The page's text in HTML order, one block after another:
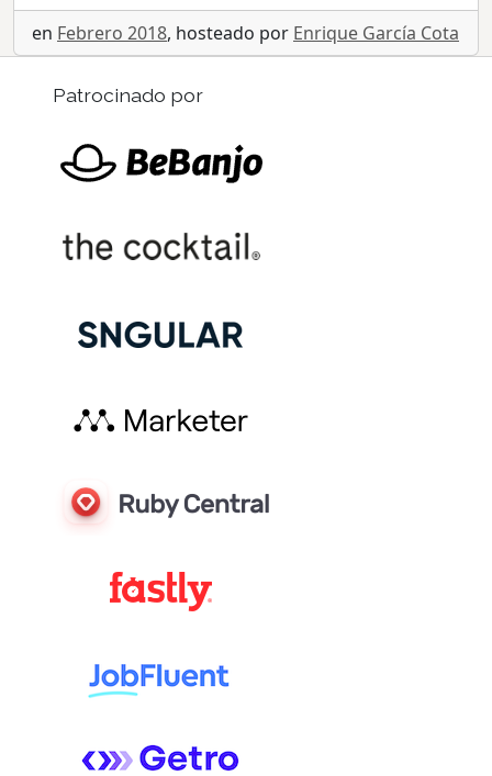
en Febrero 2018, hosteado por Enrique García Cota
Patrocinado por